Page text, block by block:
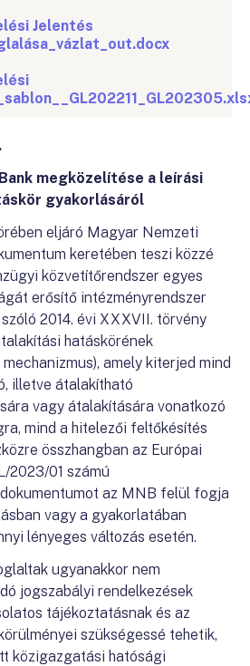
Jelentés
megközelítése a leírási
gyakorlásáról
eljáró Magyar Nemzeti
keretében teszi közzé
közvetítőrendszer egyes
erősítő intézményrendszer
2014. évi XXXVII. törvény
hatáskörének
amely kiterjed mind
illetve átalakítható
vagy átalakítására vonatkozó
mind a hitelezői feltőkésítés
összhangban az Európai
2023/01 számú
az MNB felül fogja
vagy a gyakorlatában
lényeges változás esetén.
ugyanakkor nem
jogszabályi rendelkezések
tájékoztatásnak és az
szükségessé tehetik,
közigazgatási hatósági